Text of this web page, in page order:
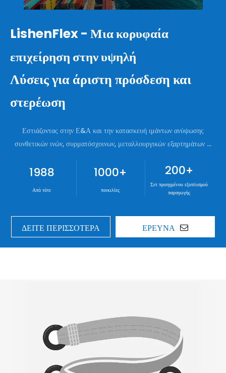
LishenFlex - Μια κορυφαία
επιχείρηση στην υψηλή
Λύσεις για άριστη πρόσδεση και
στερέωση
Εστιάζοντας στην Ε&Α και την κατασκευή ιμάντων ανύψωσης
συνθετικών ινών, συρματόσχοινων, μεταλλουργικών εξαρτημάτων ...
1988
Από τότε
1000+
ποικιλίες
200+
Σετ προηγμένου εξοπλισμού
παραγωγής
ΔΕΙΤΕ ΠΕΡΙΣΣΟΤΕΡΑ ΕΡΕΥΝΑ